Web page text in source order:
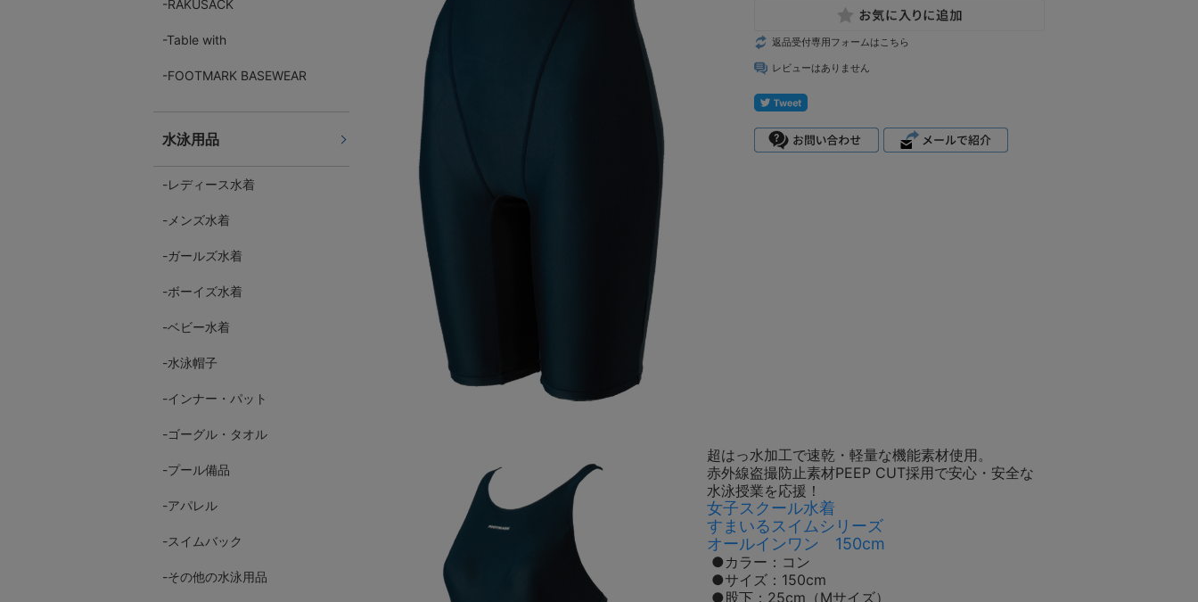
返品受付専用フォームはこちら
レビューはありません
超はっ水加工で速乾・軽量な機能素材使用。
赤外線盗撮防止素材PEEP CUT採用で安心・安全な
水泳授業を応援！
女子スクール水着
すまいるスイムシリーズ
オールインワン 150cm
●カラー：コン
●サイズ：150cm
●股下：25cm（Mサイズ）
RAKUSACK
Table with
FOOTMARK BASEWEAR
水泳用品
レディース水着
メンズ水着
ガールズ水着
ボーイズ水着
ベビー水着
水泳帽子
インナー・パット
ゴーグル・タオル
プール備品
アパレル
スイムバック
その他の水泳用品